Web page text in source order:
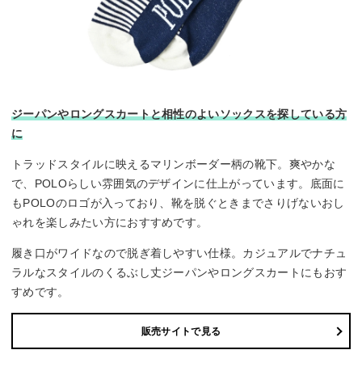
ジーパンやロングスカートと相性のよいソックスを探している方
に
トラッドスタイルに映えるマリンボーダー柄の靴下。爽やかな
で、POLOらしい雰囲気のデザインに仕上がっています。底面に
もPOLOのロゴが入っており、靴を脱ぐときまでさりげないおし
ゃれを楽しみたい方におすすめです。
履き口がワイドなので脱ぎ着しやすい仕様。カジュアルでナチュ
ラルなスタイルのくるぶし丈ジーパンやロングスカートにもおす
すめです。
販売サイトで見る